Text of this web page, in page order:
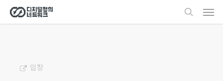
Skip
to
search
입장